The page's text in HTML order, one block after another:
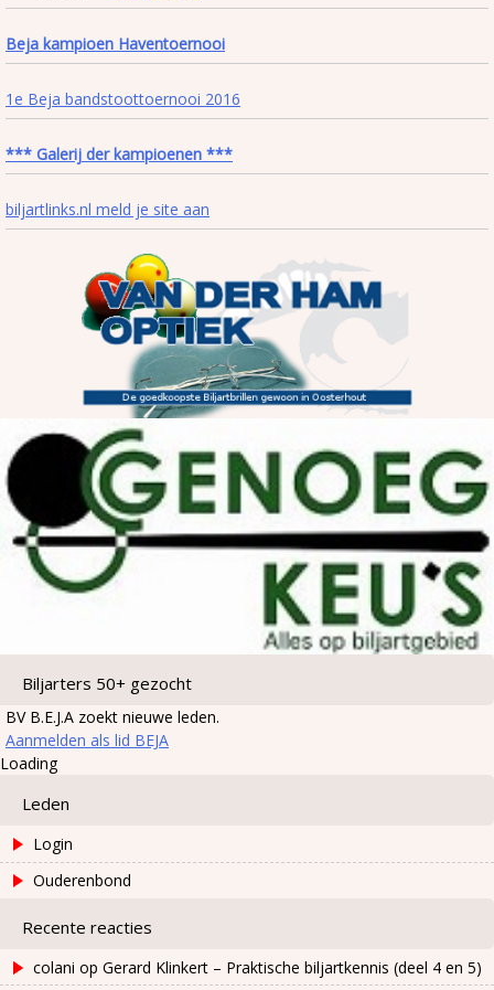
Beja kampioen Haventoernooi
1e Beja bandstoottoernooi 2016
*** Galerij der kampioenen ***
biljartlinks.nl meld je site aan
Biljarters 50+ gezocht
BV B.E.J.A zoekt nieuwe leden.
Aanmelden als lid BEJA
Loading
Leden
Login
Ouderenbond
Recente reacties
colani op Gerard Klinkert – Praktische biljartkennis (deel 4 en 5)